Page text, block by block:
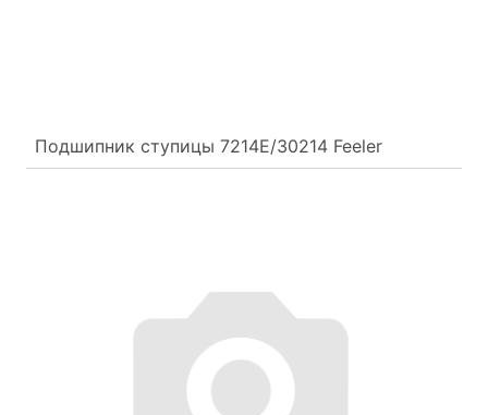
Подшипник ступицы 7214E/30214 Feeler